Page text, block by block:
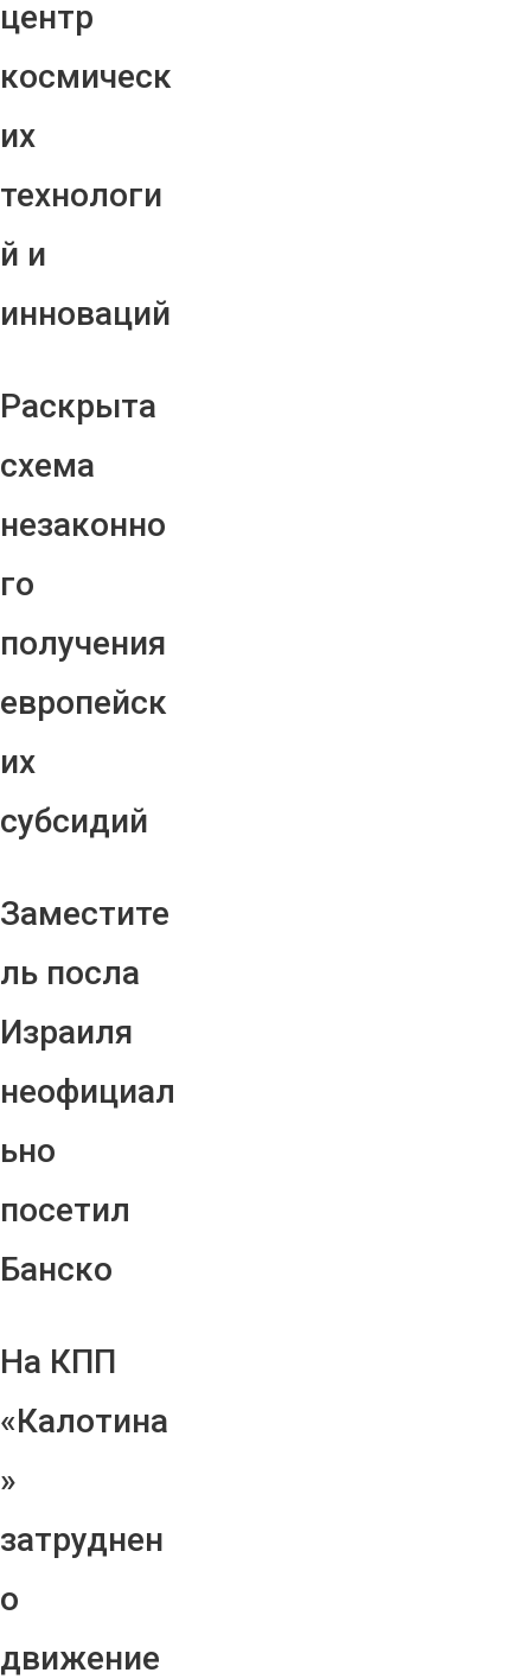
центр
космическ
их
технологи
й и
инноваций
Раскрыта
схема
незаконно
го
получения
европейск
их
субсидий
Заместите
ль посла
Израиля
неофициал
ьно
посетил
Банско
На КПП
«Калотина
»
затруднен
о
движение